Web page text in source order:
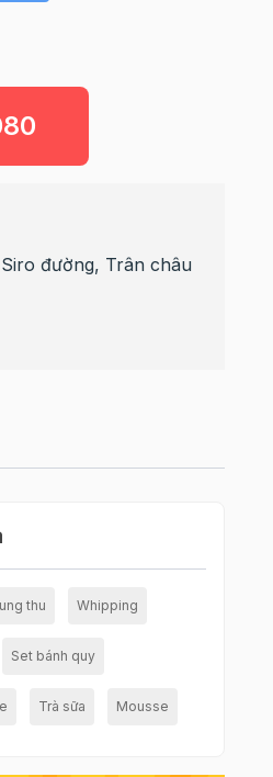
đường, Trân châu
thu Whipping
Set bánh quy
Trà sữa Mousse